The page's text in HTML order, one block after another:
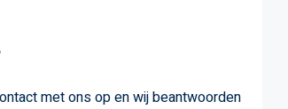
met ons op en wij beantwoorden